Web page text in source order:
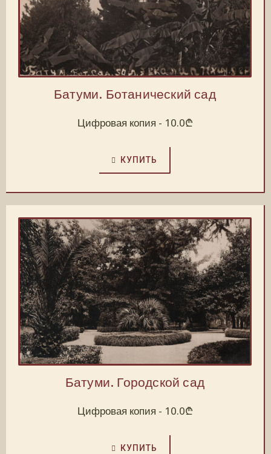
Батуми. Ботанический сад
Цифровая копия - 10.0₾
КУПИТЬ
Батуми. Городской сад
Цифровая копия - 10.0₾
КУПИТЬ